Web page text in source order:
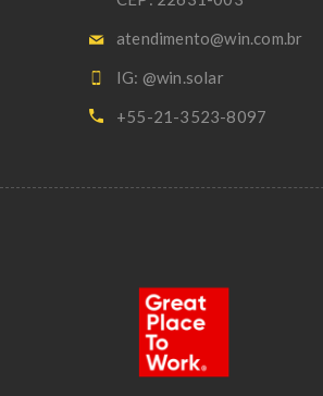
atendimento@win.com.br
IG: @win.solar
+55-21-3523-8097